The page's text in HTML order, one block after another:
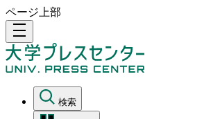
ページ上部
density_medium
検索